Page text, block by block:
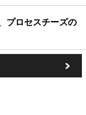
プロセスチーズの